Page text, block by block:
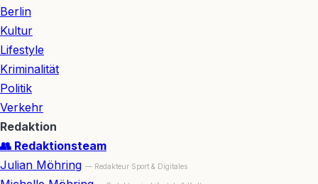
Berlin
Kultur
Lifestyle
Kriminalität
Politik
Verkehr
Redaktion
👥 Redaktionsteam
Julian Möhring — Redakteur Sport & Digitales